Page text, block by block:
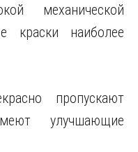
механической
краски наиболее
пропускают
улучшающие